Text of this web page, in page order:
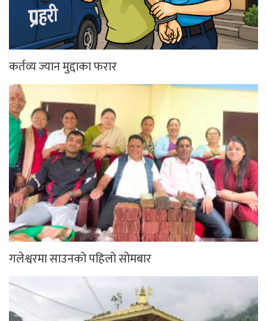
कर्तव्य ज्यान मुद्दाका फरार
गलेश्वरमा साउनको पहिलो सोमबार